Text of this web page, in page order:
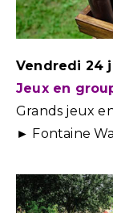
Vendredi 24
Jeux en
Grands jeux
► Fontaine